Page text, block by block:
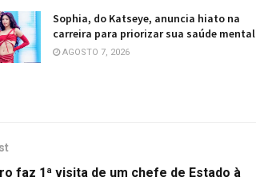
Sophia, do Katseye, anuncia hiato na
carreira para priorizar sua saúde mental
AGOSTO 7, 2026
faz 1ª visita de um chefe de Estado à